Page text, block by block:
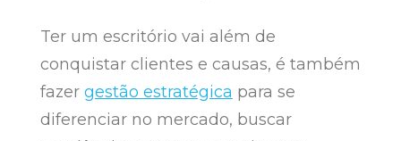
Ter um escritório vai além de
conquistar clientes e causas, é também
fazer gestão estratégica para se
diferenciar no mercado, buscar